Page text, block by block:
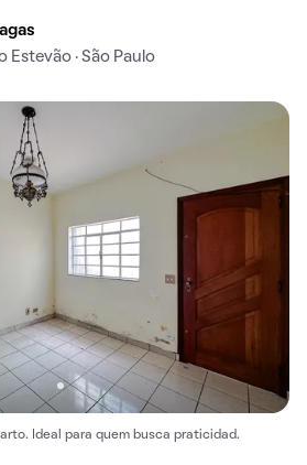
Estevão · São Paulo
Ideal para quem busca praticidad.